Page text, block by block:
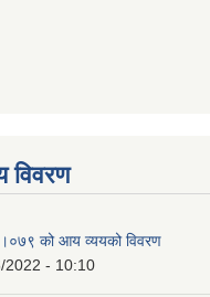
विवरण
को आय व्ययको विवरण
2022 - 10:10